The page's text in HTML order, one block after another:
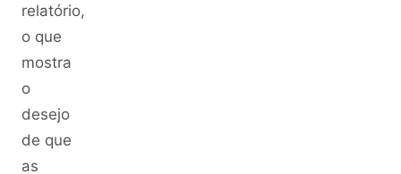
relatório,
o que
mostra
o
desejo
de que
as